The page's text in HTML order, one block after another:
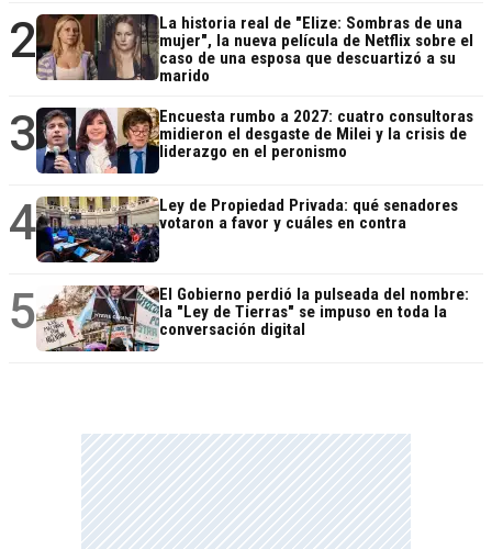
2
La historia real de "Elize: Sombras de una
mujer", la nueva película de Netflix sobre el
caso de una esposa que descuartizó a su
marido
3
Encuesta rumbo a 2027: cuatro consultoras
midieron el desgaste de Milei y la crisis de
liderazgo en el peronismo
4
Ley de Propiedad Privada: qué senadores
votaron a favor y cuáles en contra
5
El Gobierno perdió la pulseada del nombre:
la "Ley de Tierras" se impuso en toda la
conversación digital